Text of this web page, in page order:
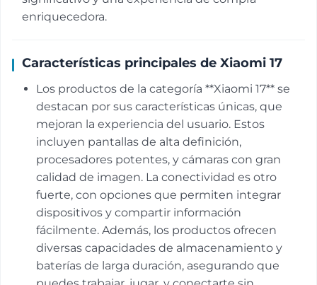
enriquecedora.
Características principales de Xiaomi 17
Los productos de la categoría **Xiaomi 17** se
destacan por sus características únicas, que
mejoran la experiencia del usuario. Estos
incluyen pantallas de alta definición,
procesadores potentes, y cámaras con gran
calidad de imagen. La conectividad es otro
fuerte, con opciones que permiten integrar
dispositivos y compartir información
fácilmente. Además, los productos ofrecen
diversas capacidades de almacenamiento y
baterías de larga duración, asegurando que